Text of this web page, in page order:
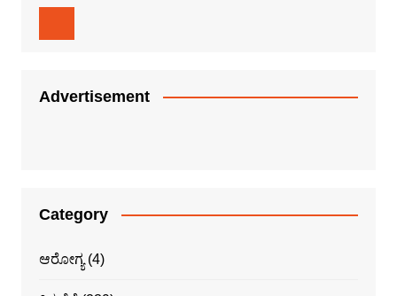
Advertisement
Category
ಆರೋಗ್ಯ(4)